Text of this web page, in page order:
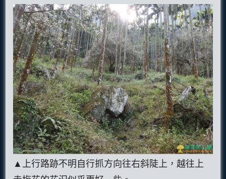
▲上行路跡不明自行抓方向往右斜陡上，越往上